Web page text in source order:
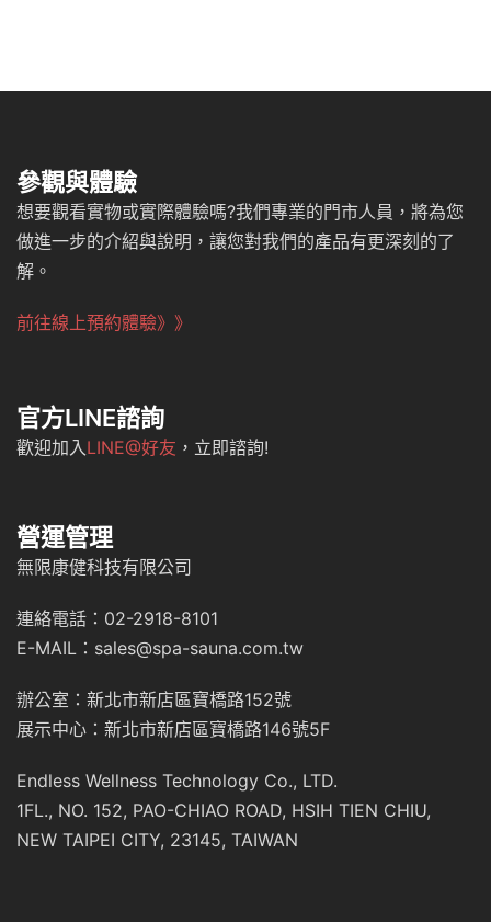
參觀與體驗
想要觀看實物或實際體驗嗎?我們專業的門市人員，將為您
做進一步的介紹與說明，讓您對我們的產品有更深刻的了
解。
前往線上預約體驗》》
官方LINE諮詢
歡迎加入LINE@好友 ，立即諮詢!
營運管理
無限康健科技有限公司
連絡電話：02-2918-8101
E-MAIL：sales@spa-sauna.com.tw
辦公室：新北市新店區寶橋路152號
展示中心：新北市新店區寶橋路146號5F
Endless Wellness Technology Co., LTD.
1FL., NO. 152, PAO-CHIAO ROAD, HSIH TIEN CHIU,
NEW TAIPEI CITY, 23145, TAIWAN